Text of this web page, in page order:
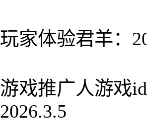
玩家体验君羊：
游戏推广人游
2026.3.5